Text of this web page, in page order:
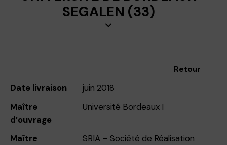
SEGALEN (33)
Date livraison
juin 2018
Maître
d’ouvrage
Université Bordeaux I
Maître
SRIA – Société de Réalisation
Retour